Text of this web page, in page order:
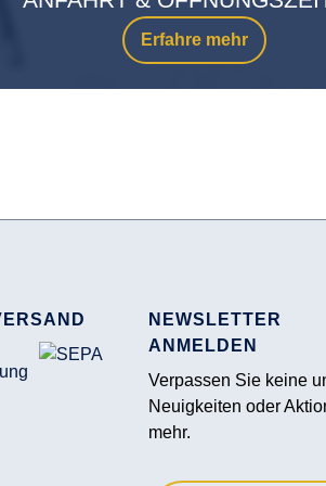
Erfahre mehr
NEWSLETTER
ANMELDEN
Verpassen Sie keine
Neuigkeiten oder
mehr.